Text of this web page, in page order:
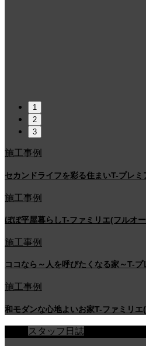
1
2
3
施工事例
セカンドライフを彩る住まいT-プレ
施工事例
ぼぼ平屋暮らしT-ファミリエ(フルオ
施工事例
ココなら～人を呼びたくなる家～T-
施工事例
和モダンな心地よいお家T-ファミリエ
スタッフ日誌